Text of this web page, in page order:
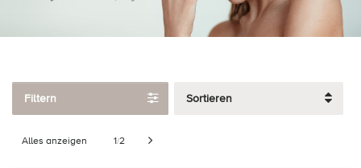
Filtern Sortieren
Alles anzeigen 1/2